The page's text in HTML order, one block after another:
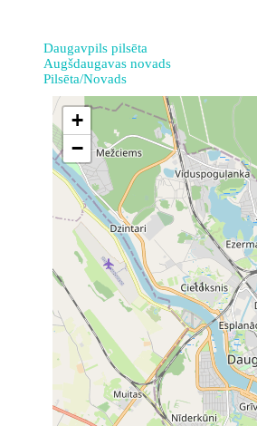
Daugavpils pilsēta
Augšdaugavas novads
Pilsēta/Novads
11
+
−